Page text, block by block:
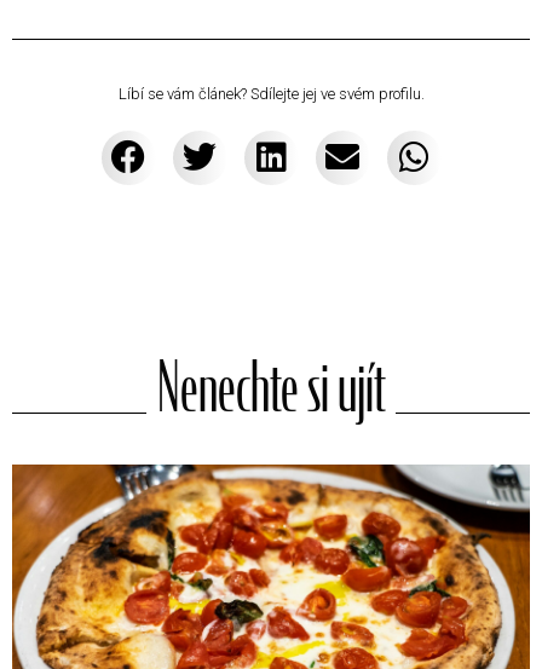
Líbí se vám článek? Sdílejte jej ve svém profilu.
Nenechte si ujít